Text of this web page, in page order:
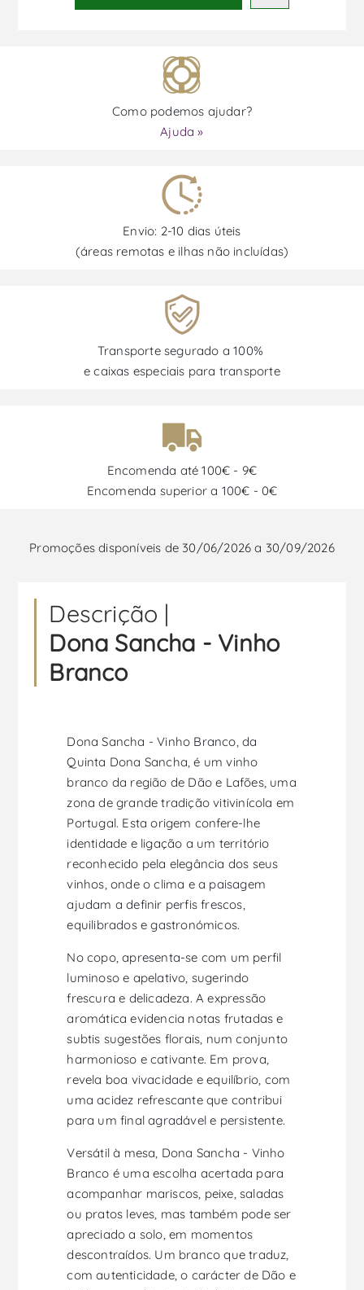
Como podemos ajudar?
Ajuda »
Envio: 2-10 dias úteis
(áreas remotas e ilhas não incluídas)
Transporte segurado a 100%
e caixas especiais para transporte
Encomenda até 100€ - 9€
Encomenda superior a 100€ - 0€
Promoções disponíveis de 30/06/2026 a 30/09/2026
Descrição |
Dona Sancha - Vinho
Branco
Dona Sancha - Vinho Branco, da
Quinta Dona Sancha, é um vinho
branco da região de Dão e Lafões, uma
zona de grande tradição vitivinícola em
Portugal. Esta origem confere-lhe
identidade e ligação a um território
reconhecido pela elegância dos seus
vinhos, onde o clima e a paisagem
ajudam a definir perfis frescos,
equilibrados e gastronómicos.
No copo, apresenta-se com um perfil
luminoso e apelativo, sugerindo
frescura e delicadeza. A expressão
aromática evidencia notas frutadas e
subtis sugestões florais, num conjunto
harmonioso e cativante. Em prova,
revela boa vivacidade e equilíbrio, com
uma acidez refrescante que contribui
para um final agradável e persistente.
Versátil à mesa, Dona Sancha - Vinho
Branco é uma escolha acertada para
acompanhar mariscos, peixe, saladas
ou pratos leves, mas também pode ser
apreciado a solo, em momentos
descontraídos. Um branco que traduz,
com autenticidade, o carácter de Dão e